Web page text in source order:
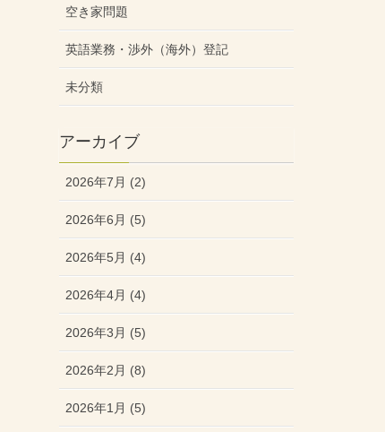
空き家問題
英語業務・渉外（海外）登記
未分類
アーカイブ
2026年7月 (2)
2026年6月 (5)
2026年5月 (4)
2026年4月 (4)
2026年3月 (5)
2026年2月 (8)
2026年1月 (5)